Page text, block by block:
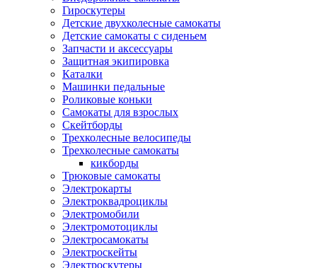
Гироскутеры
Детские двухколесные самокаты
Детские самокаты с сиденьем
Запчасти и аксессуары
Защитная экипировка
Каталки
Машинки педальные
Роликовые коньки
Самокаты для взрослых
Скейтборды
Трехколесные велосипеды
Трехколесные самокаты
кикборды
Трюковые самокаты
Электрокарты
Электроквадроциклы
Электромобили
Электромотоциклы
Электросамокаты
Электроскейты
Электроскутеры